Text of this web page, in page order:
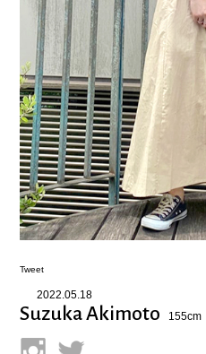
Tweet
2022.05.18
Suzuka Akimoto 155cm